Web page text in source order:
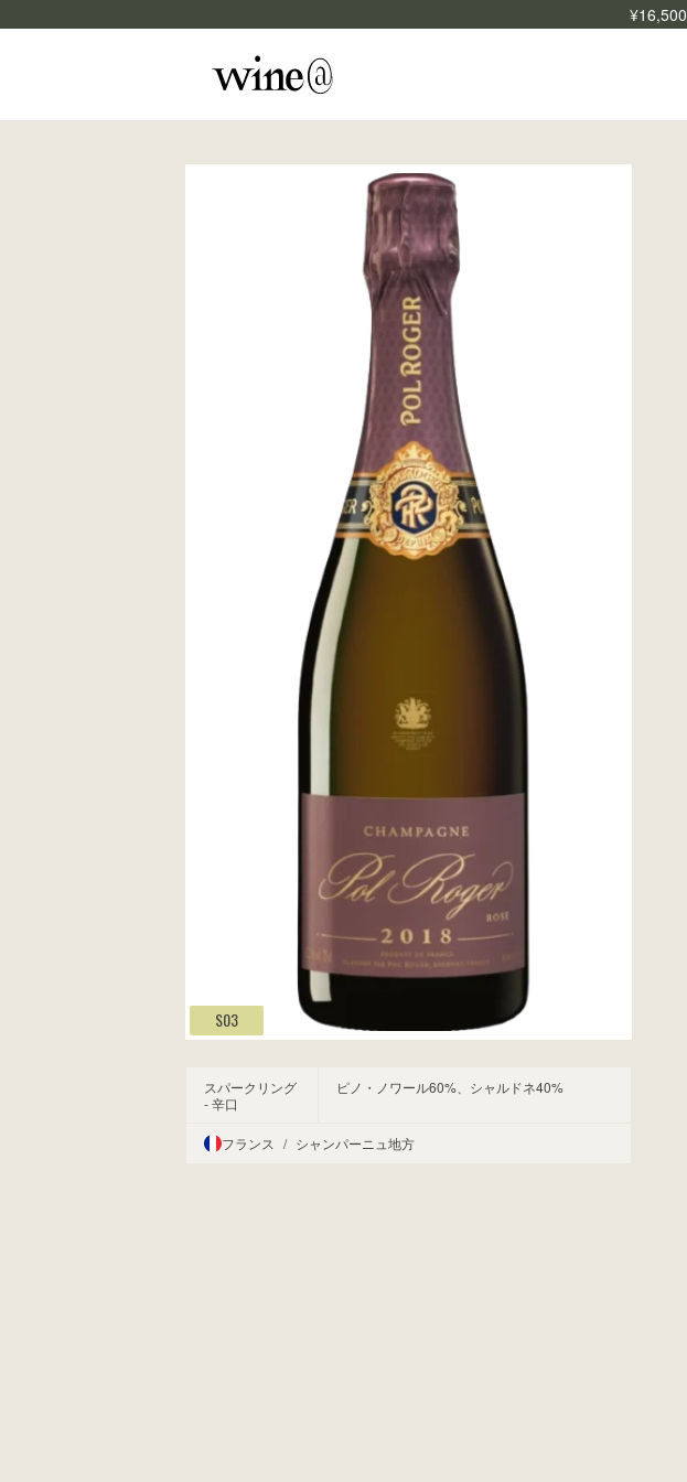
¥16,500
マイカルテ
評価する
wine@EBISU
S03
スパークリング
- 辛口
ピノ・ノワール60%、シャルドネ40%
フランス / シャンパーニュ地方